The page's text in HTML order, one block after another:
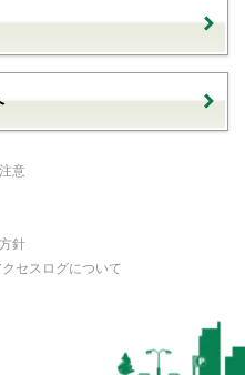
意
針
セスログについて